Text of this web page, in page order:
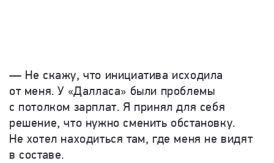
— Не скажу, что инициатива исходила
от меня. У «Далласа» были проблемы
с потолком зарплат. Я принял для себя
решение, что нужно сменить обстановку.
Не хотел находиться там, где меня не видят
в составе.